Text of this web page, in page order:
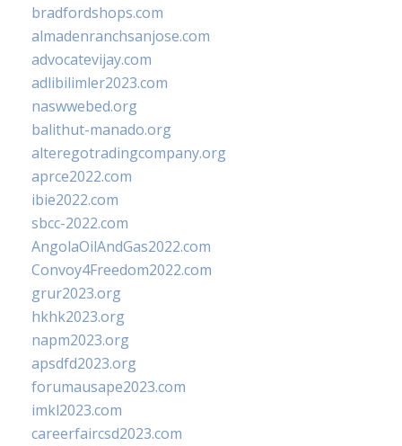
bradfordshops.com
almadenranchsanjose.com
advocatevijay.com
adlibilimler2023.com
naswwebed.org
balithut-manado.org
alteregotradingcompany.org
aprce2022.com
ibie2022.com
sbcc-2022.com
AngolaOilAndGas2022.com
Convoy4Freedom2022.com
grur2023.org
hkhk2023.org
napm2023.org
apsdfd2023.org
forumausape2023.com
imkl2023.com
careerfaircsd2023.com